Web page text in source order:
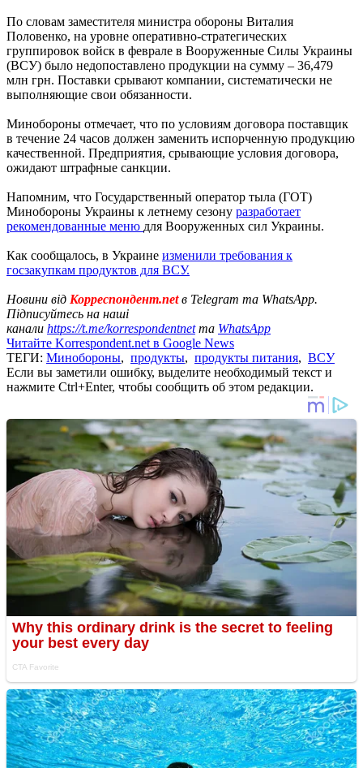
По словам заместителя министра обороны Виталия
Половенко, на уровне оперативно-стратегических
группировок войск в феврале в Вооруженные Силы Украины
(ВСУ) было недопоставлено продукции на сумму – 36,479
млн грн. Поставки срывают компании, систематически не
выполняющие свои обязанности.
Минобороны отмечает, что по условиям договора поставщик
в течение 24 часов должен заменить испорченную продукцию
качественной. Предприятия, срывающие условия договора,
ожидают штрафные санкции.
Напомним, что Государственный оператор тыла (ГОТ)
Минобороны Украины к летнему сезону разработает
рекомендованные меню для Вооруженных сил Украины.
Как сообщалось, в Украине изменили требования к
госзакупкам продуктов для ВСУ.
Новини від Корреспондент.netв Telegram та WhatsApp.
Підписуйтесь на наші
канали https://t.me/korrespondentnetта WhatsApp
Читайте Korrespondent.net в Google News
ТЕГИ: Минобороны, продукты, продукты питания, ВСУ
Если вы заметили ошибку, выделите необходимый текст и
нажмите Ctrl+Enter, чтобы сообщить об этом редакции.